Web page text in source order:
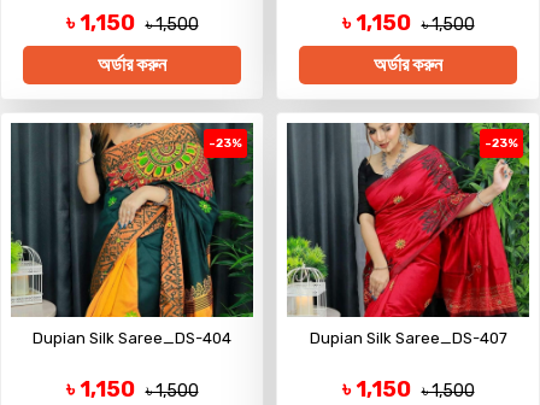
৳ 1,150 ৳ 1,500
অর্ডার করুন
৳ 1,150 ৳ 1,500
অর্ডার করুন
-23%
Dupian Silk Saree_DS-404
৳ 1,150 ৳ 1,500
-23%
Dupian Silk Saree_DS-407
৳ 1,150 ৳ 1,500